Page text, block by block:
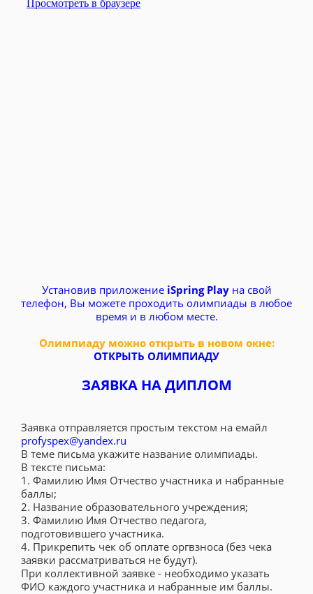
Установив приложение iSpring Playна свой
телефон, Вы можете проходить олимпиады в любое
время и в любом месте.
Олимпиаду можно открыть в новом окне:
ОТКРЫТЬ ОЛИМПИАДУ
ЗАЯВКА НА ДИПЛОМ
Заявка отправляется простым текстом на емайл
profyspex@yandex.ru
В теме письма укажите название олимпиады.
В тексте письма:
1. Фамилию Имя Отчество участника и набранные
баллы;
2. Название образовательного учреждения;
3. Фамилию Имя Отчество педагога,
подготовившего участника.
4. Прикрепить чек об оплате оргвзноса (без чека
заявки рассматриваться не будут).
При коллективной заявке - необходимо указать
ФИО каждого участника и набранные им баллы.